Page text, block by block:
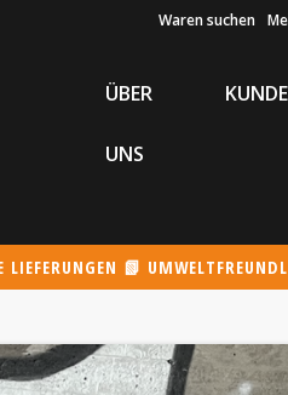
Waren suchen
ÜBER
UNS
📗